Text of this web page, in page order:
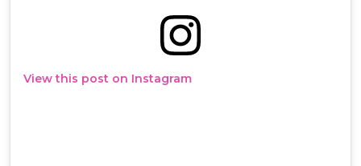
View this post on Instagram